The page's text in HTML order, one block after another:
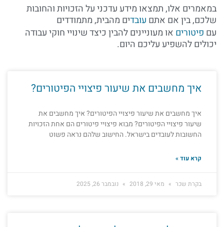
במאמרים אלו, תמצאו מידע עדכני על הזכויות והחובות
שלכם, בין אם אתם עובדים מהבית, מתמודדים
עם פיטורים או מעוניינים להבין כיצד שינויי חוקי עבודה
יכולים להשפיע עליכם היום.
איך מחשבים את שיעור פיצויי הפיטורים?
איך מחשבים את שיעור פיצויי הפיטורים? איך מחשבים את
שיעור פיצויי הפיטורים? מבוא פיצויי פיטורים הם אחת הזכויות
החשובות לעובדים בישראל. החישוב שלהם נראה פשוט
קרא עוד »
בקרת שכר מאי 29, 2018 נובמבר 26, 2025